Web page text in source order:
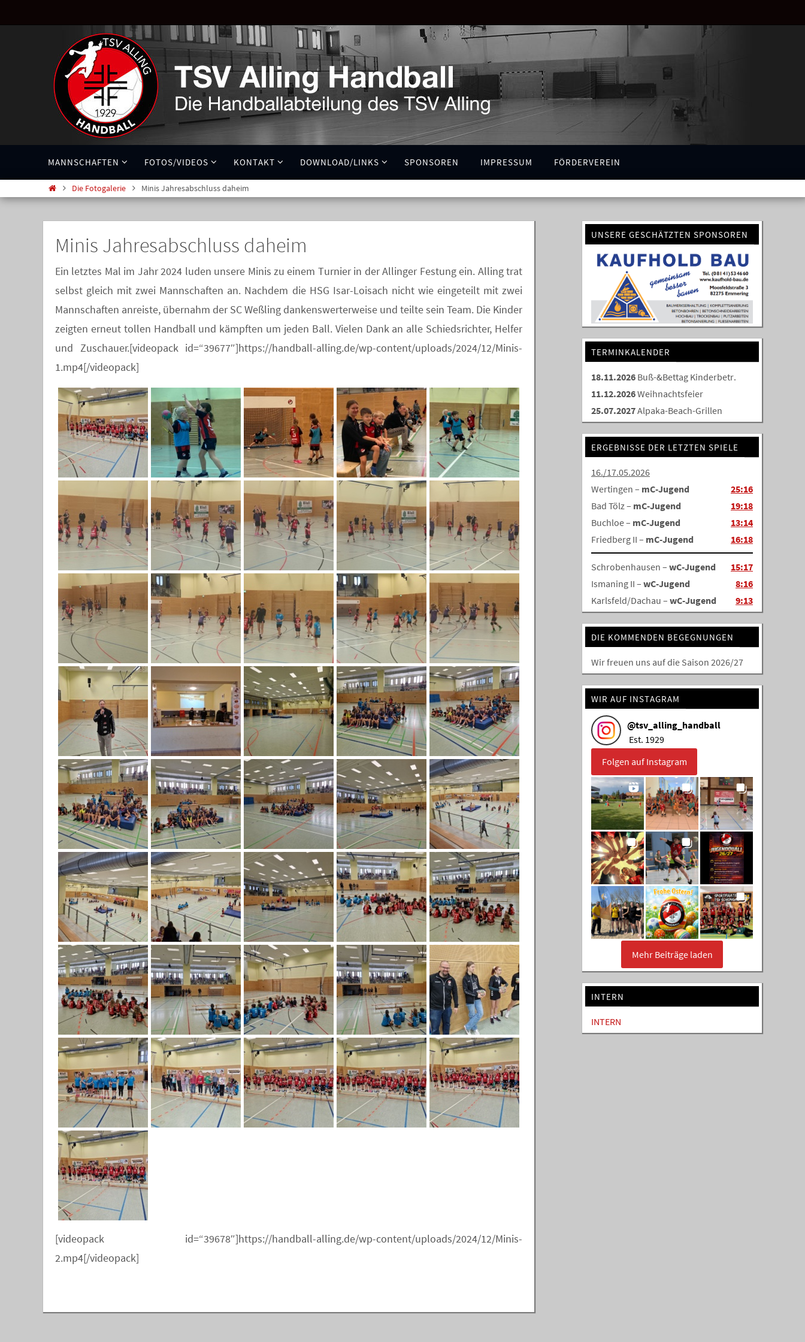
MANNSCHAFTEN FOTOS/VIDEOS KONTAKT DOWNLOAD/LINKS SPONSOREN IMPRESSUM FÖRDERVEREIN
Die Fotogalerie Minis Jahresabschluss daheim
Minis Jahresabschluss daheim
Ein letztes Mal im Jahr 2024 luden unsere Minis zu einem Turnier in der Allinger Festung ein. Alling trat
selbst gleich mit zwei Mannschaften an. Nachdem die HSG Isar-Loisach nicht wie eingeteilt mit zwei
Mannschaften anreiste, übernahm der SC Weßling dankenswerterweise und teilte sein Team. Die Kinder
zeigten erneut tollen Handball und kämpften um jeden Ball. Vielen Dank an alle Schiedsrichter, Helfer
und Zuschauer.[videopack id=“39677″]https://handball-alling.de/wp-content/uploads/2024/12/Minis-
1.mp4[/videopack]
[videopack id=“39678″]https://handball-alling.de/wp-content/uploads/2024/12/Minis-
2.mp4[/videopack]
UNSERE GESCHÄTZTEN SPONSOREN
TERMINKALENDER
18.11.2026 Buß-&Bettag Kinderbetr.
11.12.2026Weihnachtsfeier
25.07.2027Alpaka-Beach-Grillen
ERGEBNISSE DER LETZTEN SPIELE
16./17.05.2026
Wertingen – mC-Jugend
25:16
Bad Tölz – mC-Jugend
19:18
Buchloe – mC-Jugend
13:14
Friedberg II – mC-Jugend 16:18
Schrobenhausen – wC-Jugend
15:17
Ismaning II – wC-Jugend
8:16
Karlsfeld/Dachau – wC-Jugend 9:13
DIE KOMMENDEN BEGEGNUNGEN
Wir freuen uns auf die Saison 2026/27
WIR AUF INSTAGRAM
@tsv_alling_handball
Est. 1929
Folgen auf Instagram
Mehr Beiträge laden
INTERN
INTERN